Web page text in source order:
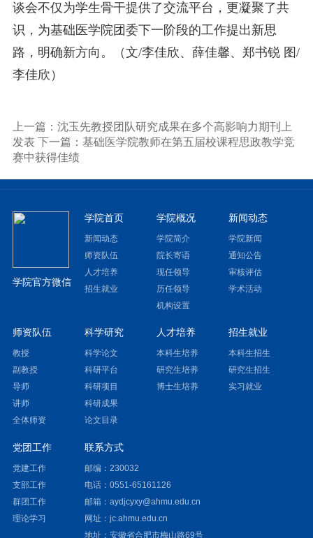
谈会不仅为学生骨干提供了交流平台，更凝聚了共
识，为基础医学院团委下一阶段的工作提出新思
路，明确新方向。
（文/李佳欣、薛佳馨、郑书锐 图/
李佳欣）
上一篇：沈玉先教授团队研究成果在多个高影响力期刊上
发表 下一篇：基础医学院教师在第五届校课程思政教学竞
赛中获得佳绩
学院官方微信
学院首页
新闻动态
师资队伍
人才培养
招生就业
学院概况
学院简介
院长寄语
现任领导
历任领导
机构设置
新闻动态
学院新闻
通知公告
审核评估
学术活动
师资队伍
教授
副教授
导师
讲师
全体师资
科学研究
科学论文
科研平台
科研项目
科研成果
论文目录
人才培养
本科生培养
研究生培养
博士生培养
招生就业
本科生招生
研究生招生
实习就业
党团工作
党建工作
支部工作
群团工作
理论学习
联系方式
邮编：230032
电话：0551-65161126
邮箱：aydjcyxy@ahmu.edu.cn
网址： jc.ahmu.edu.cn
地址：安徽省合肥市梅山路69号